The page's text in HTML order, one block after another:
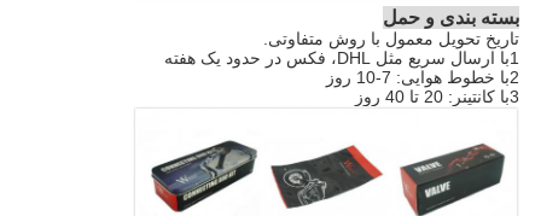
بسته بندی و حمل
تاریخ تحویل معمول با روش متفاوتی.
1با ارسال سريع مثل DHL، فکس در حدود يک هفته
2با خطوط هوایی: 7-10 روز
3با کانتینر: 20 تا 40 روز